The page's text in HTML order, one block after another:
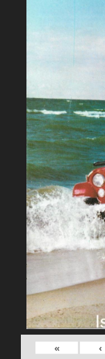
›
»